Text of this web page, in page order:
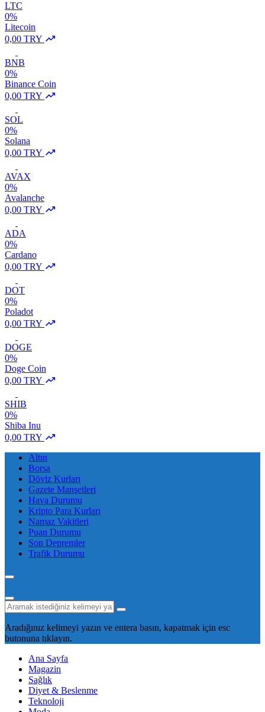
LTC
0%
Litecoin
0,00 TRY
BNB
0%
Binance Coin
0,00 TRY
SOL
0%
Solana
0,00 TRY
AVAX
0%
Avalanche
0,00 TRY
ADA
0%
Cardano
0,00 TRY
DOT
0%
Poladot
0,00 TRY
DOGE
0%
Doge Coin
0,00 TRY
SHIB
0%
Shiba Inu
0,00 TRY
Altın
Borsa
Döviz Kurları
Gazete Manşetleri
Hava Durumu
Kripto Para Kurları
Namaz Vakitleri
Puan Durumu
Son Depremler
Trafik Durumu
Aradığınız kelimeyi yazın ve entera basın, kapatmak için esc
butonuna tıklayın.
Ana Sayfa
Magazin
Sağlık
Diyet & Beslenme
Teknoloji